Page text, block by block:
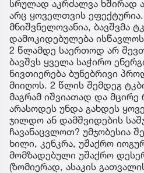
სრულად აკრძალვა ხშირად
არც ყოველთვის
მნიშვნელოვანია, ბავშვმა
დამოკიდებულება
2 წლამდე საერთოდ არ
ბავშვს ყველა საჭირო
ნივთიერება ბუნებრივი
მიიღოს. 2 წლის შემდეგ
მაგრამ იშვიათად და
არასოდეს უნდა გახდეს
ჯილდო ან დამშვიდების
ჩავანაცვლოთ? უმჯობესია
ხილი, კენკრა, უშაქრო
მომზადებული უშაქრო
(ზომიერად, ასაკის